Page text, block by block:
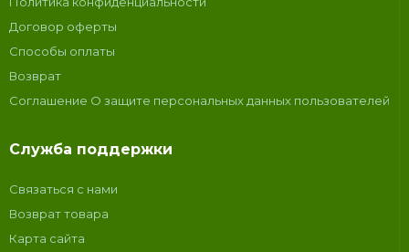
Договор оферты
Способы оплаты
Возврат
Соглашение О защите персональных данных пользователей
Служба поддержки
Связаться с нами
Возврат товара
Карта сайта